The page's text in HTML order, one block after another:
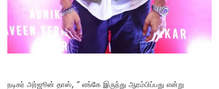
நடிகர் அர்ஜூன் தாஸ், ” எங்கே இருந்து ஆரம்பிப்பது என்று